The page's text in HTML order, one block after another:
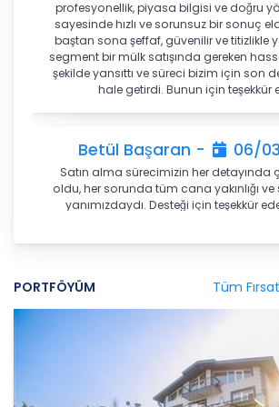
tarafından silinecek, yok edilecek
hale getirilecektir.
6. Kişisel Veri İşleme
inci Maddesinde Belirtilen Kişisel
Uygun Şekilde Yürütülmesi
Kişisel veriler kural olarak, KVK
maddesinde belirtilen şartlardan bir
birkaçına uygun olarak işlenecek CB
şartlardan bir veya bir kaçına dayalı
yürütülüp yürütülmediği tespit
almayacaktır. Kişisel veri işleme
kişisel veri işleme şartlarından bir
profesyonellik, piyasa bilgisi ve doğru
sayesinde hızlı ve sorunsuz bir sonuç
baştan sona şeffaf, güvenilir ve titizlikle
segment bir mülk satışında gereken
şekilde yansıttı ve süreci bizim için son
hale getirdi. Bunun için teşekkür
Betül Başaran - 06/
Satın alma sürecimizin her detayında
oldu, her sorunda tüm cana yakınlığı
yanımızdaydı. Desteği için teşekkür
İremnur Başaran - 06/
Sema başaran - 06/
PORTFÖYÜM Tüm